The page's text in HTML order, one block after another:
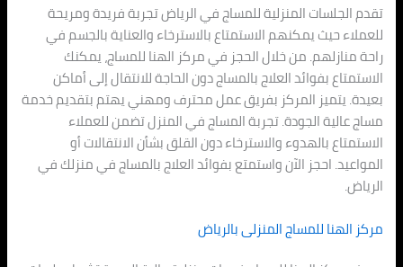
تقدم الجلسات المنزلية للمساج في الرياض تجربة فريدة ومريحة
للعملاء حيث يمكنهم الاستمتاع بالاسترخاء والعناية بالجسم في
راحة منازلهم. من خلال الحجز في مركز الهنا للمساج، يمكنك
الاستمتاع بفوائد العلاج بالمساج دون الحاجة للانتقال إلى أماكن
بعيدة. يتميز المركز بفريق عمل محترف ومهني يهتم بتقديم خدمة
مساج عالية الجودة. تجربة المساج في المنزل تضمن للعملاء
الاستمتاع بالهدوء والاسترخاء دون القلق بشأن الانتقالات أو
المواعيد. احجز الآن واستمتع بفوائد العلاج بالمساج في منزلك في
الرياض.
مركز الهنا للمساج المنزلى بالرياض